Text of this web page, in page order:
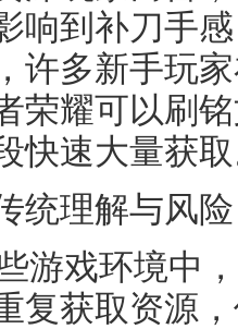
响到补刀手
许多新手玩
荣耀可以刷
快速大量获
统理解与风险
游戏环境中
复获取资源